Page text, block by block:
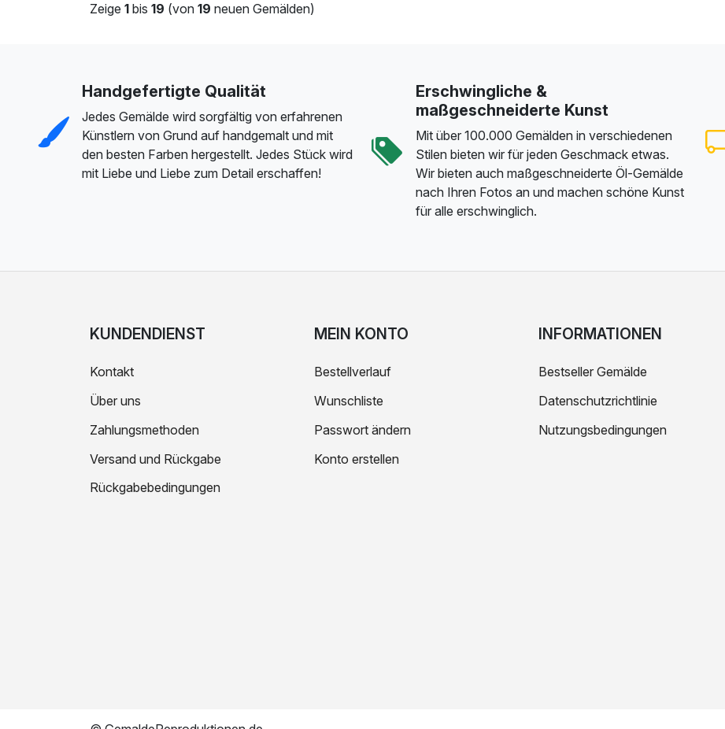
Zeige 1 bis 19 (von 19 neuen Gemälden)
Handgefertigte Qualität
Jedes Gemälde wird sorgfältig von erfahrenen
Künstlern von Grund auf handgemalt und mit
den besten Farben hergestellt. Jedes Stück wird
mit Liebe und Liebe zum Detail erschaffen!
Erschwingliche &
maßgeschneiderte Kunst
Mit über 100.000 Gemälden in verschiedenen
Stilen bieten wir für jeden Geschmack etwas.
Wir bieten auch maßgeschneiderte Öl-Gemälde
nach Ihren Fotos an und machen schöne Kunst
für alle erschwinglich.
KUNDENDIENST
Kontakt
Über uns
Zahlungsmethoden
Versand und Rückgabe
Rückgabebedingungen
MEIN KONTO
Bestellverlauf
Wunschliste
Passwort ändern
Konto erstellen
INFORMATIONEN
Bestseller Gemälde
Datenschutzrichtlinie
Nutzungsbedingungen